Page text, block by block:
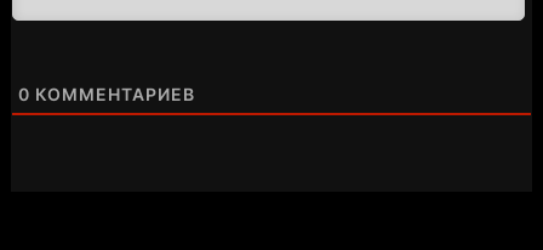
0 КОММЕНТАРИЕВ